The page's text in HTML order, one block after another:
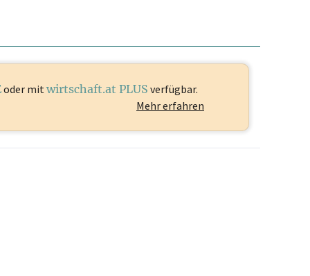
oder mitwirtschaft.at PLUS verfügbar.
Mehr erfahren